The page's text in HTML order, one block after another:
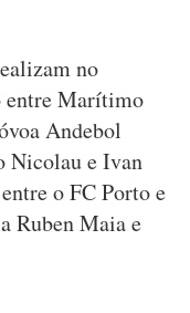
no
entre Marítimo
Andebol
Nicolau e Ivan
o FC Porto e
Ruben Maia e